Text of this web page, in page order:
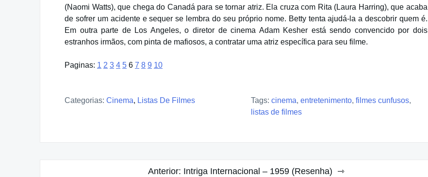
(Naomi Watts), que chega do Canadá para se tornar atriz. Ela cruza com Rita (Laura Harring), que acaba
de sofrer um acidente e sequer se lembra do seu próprio nome. Betty tenta ajudá-la a descobrir quem é.
Em outra parte de Los Angeles, o diretor de cinema Adam Kesher está sendo convencido por dois
estranhos irmãos, com pinta de mafiosos, a contratar uma atriz específica para seu filme.
Paginas: 1 2 3 4 5 6 7 8 9 10
Categorias: Cinema, Listas De Filmes Tags: cinema, entretenimento, filmes cunfusos,
listas de filmes
Anterior: Intriga Internacional – 1959 (Resenha)